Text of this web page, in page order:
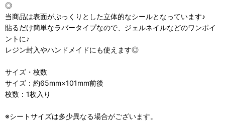
◎
当商品は表面がぷっくりとした立体的なシールとなっています♪
貼るだけ簡単なラバータイプなので、ジェルネイルなどのワンポイ
ントに♪
レジン封入やハンドメイドにも使えます◎
サイズ・枚数
サイズ：約65mm×101mm前後
枚数：1枚入り
※シートサイズは多少異なる場合がございます。